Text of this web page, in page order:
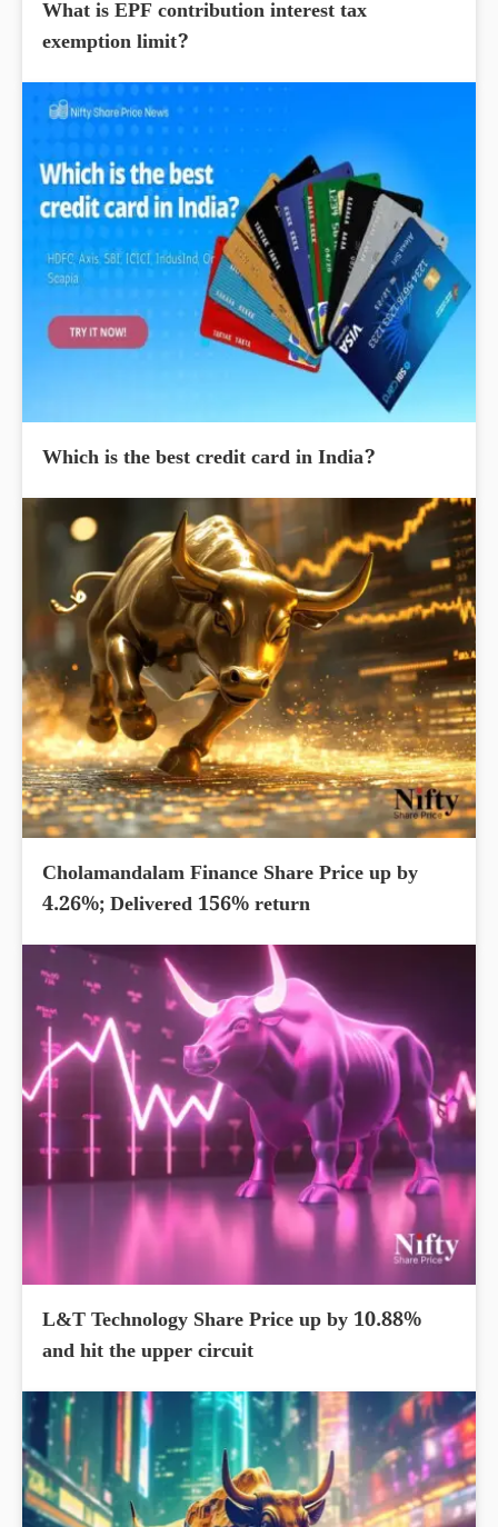
What is EPF contribution interest tax
exemption limit?
Which is the best credit card in India?
Cholamandalam Finance Share Price up by
4.26%; Delivered 156% return
L&T Technology Share Price up by 10.88%
and hit the upper circuit